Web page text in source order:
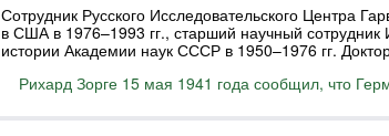
Сотрудник Русского Исследовательского Центра
в США в 1976–1993 гг., старший научный сотрудник
истории Академии наук СССР в 1950–1976 гг.
Рихард Зорге 15 мая 1941 года сообщил, что